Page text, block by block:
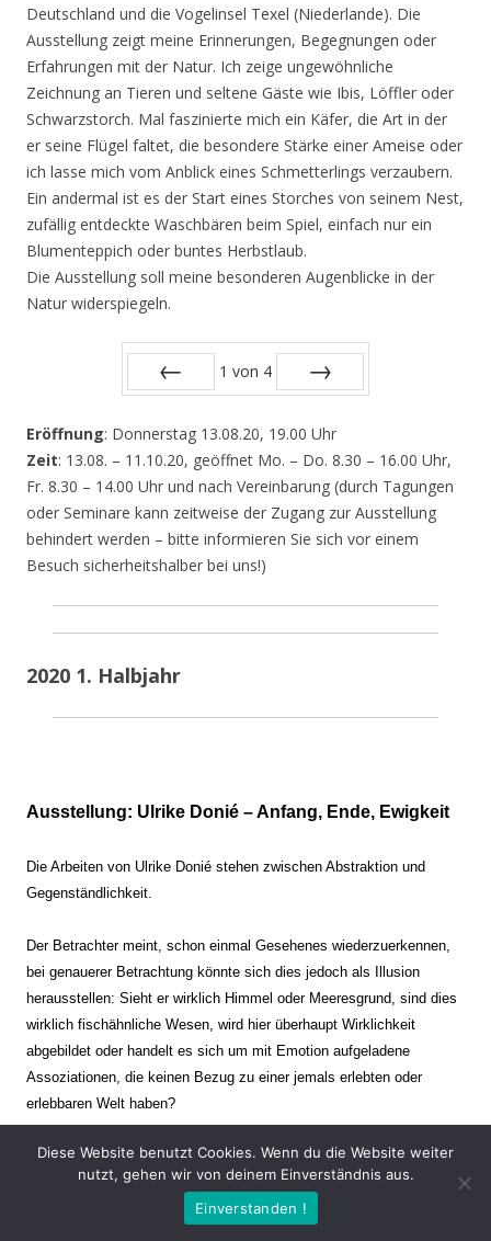
Deutschland und die Vogelinsel Texel (Niederlande). Die
Ausstellung zeigt meine Erinnerungen, Begegnungen oder
Erfahrungen mit der Natur. Ich zeige ungewöhnliche
Zeichnung an Tieren und seltene Gäste wie Ibis, Löffler oder
Schwarzstorch. Mal faszinierte mich ein Käfer, die Art in der
er seine Flügel faltet, die besondere Stärke einer Ameise oder
ich lasse mich vom Anblick eines Schmetterlings verzaubern.
Ein andermal ist es der Start eines Storches von seinem Nest,
zufällig entdeckte Waschbären beim Spiel, einfach nur ein
Blumenteppich oder buntes Herbstlaub.
Die Ausstellung soll meine besonderen Augenblicke in der
Natur widerspiegeln.
1 von 4
Eröffnung: Donnerstag 13.08.20, 19.00 Uhr
Zeit: 13.08. – 11.10.20, geöffnet Mo. – Do. 8.30 – 16.00 Uhr,
Fr. 8.30 – 14.00 Uhr und nach Vereinbarung (durch Tagungen
oder Seminare kann zeitweise der Zugang zur Ausstellung
behindert werden – bitte informieren Sie sich vor einem
Besuch sicherheitshalber bei uns!)
2020 1. Halbjahr
Ausstellung: Ulrike Donié – Anfang, Ende, Ewigkeit
Die Arbeiten von Ulrike Donié stehen zwischen Abstraktion und
Gegenständlichkeit.
Der Betrachter meint, schon einmal Gesehenes wiederzuerkennen,
bei genauerer Betrachtung könnte sich dies jedoch als Illusion
herausstellen: Sieht er wirklich Himmel oder Meeresgrund, sind dies
wirklich fischähnliche Wesen, wird hier überhaupt Wirklichkeit
abgebildet oder handelt es sich um mit Emotion aufgeladene
Assoziationen, die keinen Bezug zu einer jemals erlebten oder
erlebbaren Welt haben?
Verharren und Dynamik stehen sich dabei gegenüber. Zeit steht still
oder verrinnt im Nu. Es soll dabei eine Spannung, auch farblich, bis
zur Schmerzgrenze erzeugt werden. Die Arbeiten stellen ambivalente
Diese Website benutzt Cookies. Wenn du die Website weiter
nutzt, gehen wir von deinem Einverständnis aus.
Einverstanden !